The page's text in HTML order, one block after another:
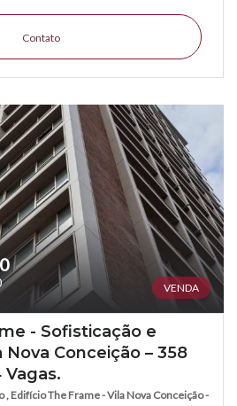
Contato
VENDA
- Sofisticação e
Conceição – 358
Vagas.
Edifício The Frame - Vila Nova Conceição -